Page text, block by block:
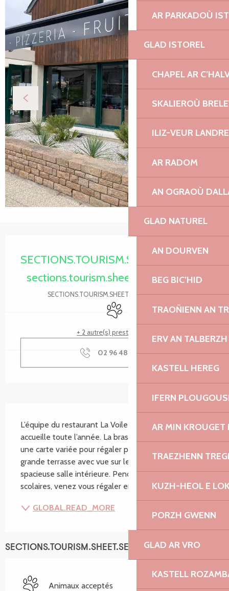
AR PARKADOÙ
GLAD ISTOREL
CHAPEL AR
SKALIEROÙ
ILIZ-VEUR
AR RADOM
AN OGRAOÙ
GLAD NATUREL
AN DOURVEN
BEG BIC’HID
TRAOÑIENN AN
ERV AN TALBERZH
KASTELL HEREG
IFERN
AR MIN KROUGET
TRAEZHENN
KUZH-HEOL E
PORZH GWENN
GLAD AR VRO
KASTELL
sections.tourism.sheet.periods.today
SECTIONS.TOURISM.SHEET.PERIODS.DETAILS
Animaux acceptés
+ 2 autre(s) prestation(s)
02 96 48 41▒▒
SECTIONS.TOURISM.SHEET.DESCRIPTION
L’équipe du restaurant La Voile à Trébeurden vous
accueille toute l’année. La brasserie vous propose
une carte variée pour régaler petits et grands, sur sa
grande terrasse avec vue sur le port ou dans sa
spacieuse salle intérieure. Pendant les vacances
scolaires, venez vous régaler en continu avec...
GLOBAL.READ_MORE
SECTIONS.TOURISM.SHEET.SERVICES
Animaux acceptés